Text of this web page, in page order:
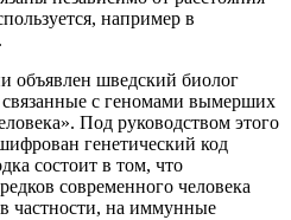
например в
объявлен шведский биолог
с геномами вымерших
Под руководством этого
генетический код
состоит в том, что
современного человека
частности, на иммунные